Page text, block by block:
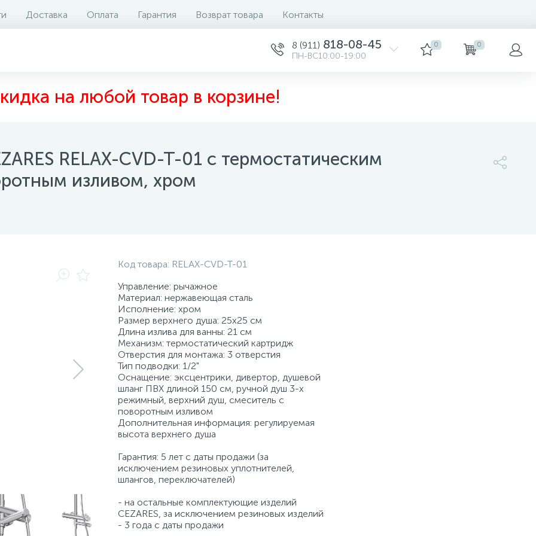
Доставка Оплата Гарантия Возврат товара Контакты
8 (911) 818-08-45
ПН-ВС10:00-19:00
0 0
на любой товар в корзине!
RELAX-CVD-T-01 с термостатическим
изливом, хром
на складе Отзывы 0
Код товара: RELAX-CVD-T-01
Управление: рычажное
Материал: нержавеющая сталь
Исполнение: хром
Размер верхнего душа: 25х25 см
Длина излива для ванны: 21 см
Механизм: термостатический картридж
Отверстия для монтажа: 3 отверстия
Тип подводки: 1/2"
Оснащение: эксцентрики, дивертор, душевой
шланг ПВХ длиной 150 см, ручной душ 3-х
режимный, верхний душ, смеситель с
поворотным изливом
Дополнительная информация: регулируемая
высота верхнего душа
Гарантия: 5 лет с даты продажи (за
исключением резиновых уплотнителей,
шлангов, переключателей)
- на остальные комплектующие изделий
CEZARES, за исключением резиновых изделий
- 3 года с даты продажи